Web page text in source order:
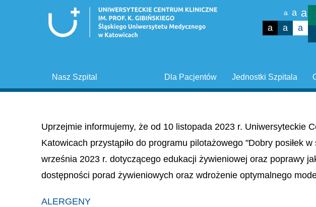
a a a
a a a
Jednostki Szpitala
Dla Pacjentów
Nasz Szpital
Uprzejmie informujemy, że od 10 listopada 2023 r. Uniwersyteckie
Katowicach przystąpiło do programu pilotażowego "Dobry posiłek
września 2023 r. dotyczącego edukacji żywieniowej oraz poprawy
dostępności porad żywieniowych oraz wdrożenie optymalnego
ALERGENY